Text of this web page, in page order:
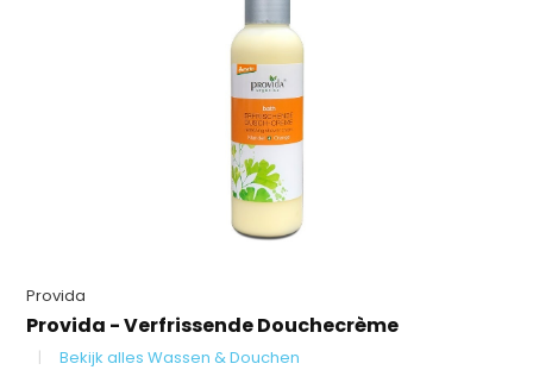
Provida
Provida - Verfrissende Douchecrème
Bekijk alles Wassen & Douchen